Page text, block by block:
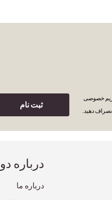
خصوصی
دهید.
ثبت نام
درباره
درباره ما